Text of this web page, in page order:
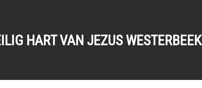
HART VAN JEZUS WESTERBEEK